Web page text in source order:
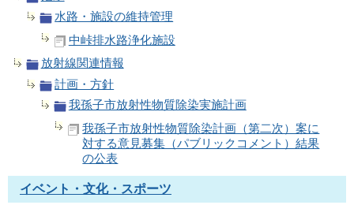
水路・施設の維持管理
中峠排水路浄化施設
放射線関連情報
計画・方針
我孫子市放射性物質除染実施計画
我孫子市放射性物質除染計画（第二次）案に
対する意見募集（パブリックコメント）結果
の公表
イベント・文化・スポーツ